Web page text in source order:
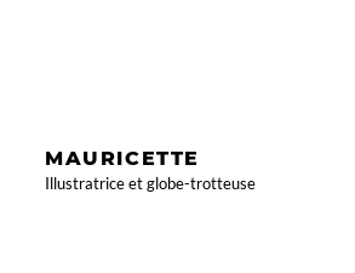
MAURICETTE
Illustratrice et globe-trotteuse